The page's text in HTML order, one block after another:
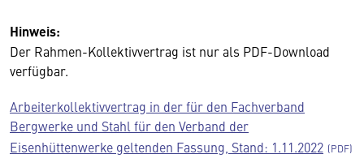
Hinweis:
Der Rahmen-Kollektivvertrag ist nur als PDF-Download
verfügbar.
Arbeiterkollektivvertrag in der für den Fachverband
Bergwerke und Stahl für den Verband der
Eisenhüttenwerke geltenden Fassung, Stand: 1.11.2022